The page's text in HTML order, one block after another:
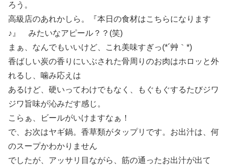
ろう。
高級店のあれかしら。『本日の食材はこちらになります
♪』 みたいなアピール？？(笑)
まぁ、なんでもいいけど、これ美味すぎっ(*´艸｀*)
香ばしい炭の香りにいぶされた骨周りのお肉はホロッと外
れるし、噛み応えは
あるけど、硬いってわけでもなく、もぐもぐするたびジワ
ジワ旨味が沁みだす感じ。
こらぁ、ビールがいけますなぁ！
で、お次はヤギ鍋。香草類がタップリです。お出汁は、何
のスープかわかりません
でしたが、アッサリ目ながら、筋の通ったお出汁が出て